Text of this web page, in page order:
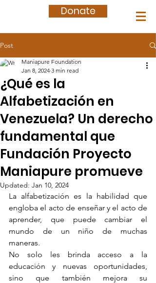
Donate
Post
¿Qué es la
Alfabetización en
Venezuela? Un derecho
fundamental que
Fundación Proyecto
Maniapure promueve
Maniapure Foundation
Jan 8, 2024 3 min read
Updated: Jan 10, 2024
La alfabetización es la habilidad que
engloba el acto de enseñar y el acto de
aprender, que puede cambiar el
mundo de un niño de muchas
maneras.
No solo les brinda acceso a la
educación y nuevas oportunidades,
sino que también mejora su